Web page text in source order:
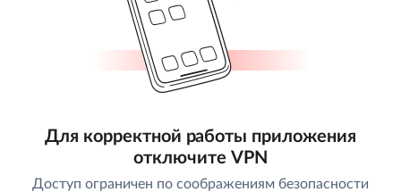
Для корректной работы приложения
отключите VPN
Доступ ограничен по соображениям безопасности